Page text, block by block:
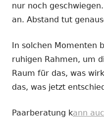
nur noch
an. Abstand tut
In solchen Momenten
ruhigen Rahmen, um
Raum für das, was
das, was jetzt
Paarberatung kann